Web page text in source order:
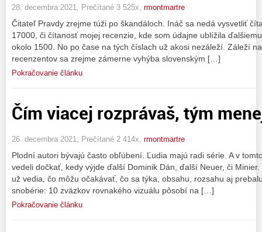
28. decembra 2021, Prečítané 3 525x, rmontmartre
Čitateľ Pravdy zrejme túži po škandáloch. Ináč sa nedá vysvetliť
17000, či čítanosť mojej recenzie, kde som údajne ublížila
okolo 1500. No po čase na tých číslach už akosi nezáleží. Záleží
recenzentov sa zrejme zámerne vyhýba slovenským […]
Pokračovanie článku
Čím viacej rozprávaš, tým
26. decembra 2021, Prečítané 2 414x, rmontmartre
Plodní autori bývajú často obľúbení. Ľudia majú radi série. A v
vedeli dočkať, kedy výjde ďalší Dominik Dán, ďalší Neuer, či
už vedia, čo môžu očakávať, čo sa týka, obsahu, rozsahu aj
snobérie: 10 zväzkov rovnakého vizuálu pôsobí na […]
Pokračovanie článku